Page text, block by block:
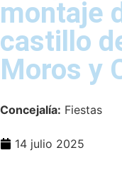
montaje
castillo
Moros y
Concejalía: Fiestas
14 julio 2025